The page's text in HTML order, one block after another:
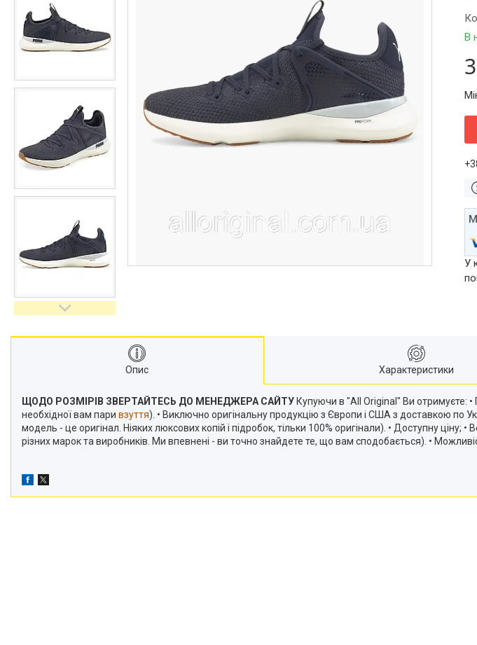
В
У
Опис Характеристики
ЩОДО РОЗМІРІВ ЗВЕРТАЙТЕСЬ ДО МЕНЕДЖЕРА САЙТУ Купуючи в "All Original" Ви отримуєте:
необхідної вам пари взуття). • Виключно оригінальну продукцію з Європи і США з доставкою
модель - це оригінал. Ніяких люксових копій і підробок, тільки 100% оригінали). • Доступну
різних марок та виробників. Ми впевнені - ви точно знайдете те, що вам сподобається). •